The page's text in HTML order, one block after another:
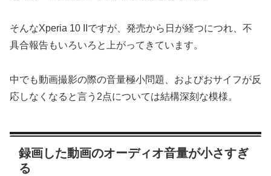
そんなXperia 10 IIですが、発売から日が経つにつれ、不
具合報告もいろいろと上がってきています。
中でも動画撮影の際の音量極小問題、およびおサイフが反
応しなくなると言う2点については結構深刻な模様。
録画した動画のオーディオ音量が小さすぎ
る